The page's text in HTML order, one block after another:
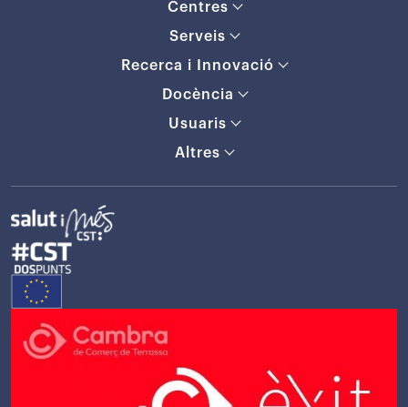
Centres
Serveis
Recerca i Innovació
Docència
Usuaris
Altres